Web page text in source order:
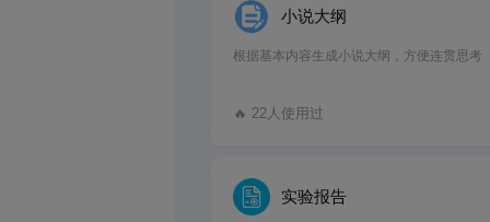
小说大纲
根据基本内容生成小说大纲，方便连贯思考
🔥 22人使用过
实验报告